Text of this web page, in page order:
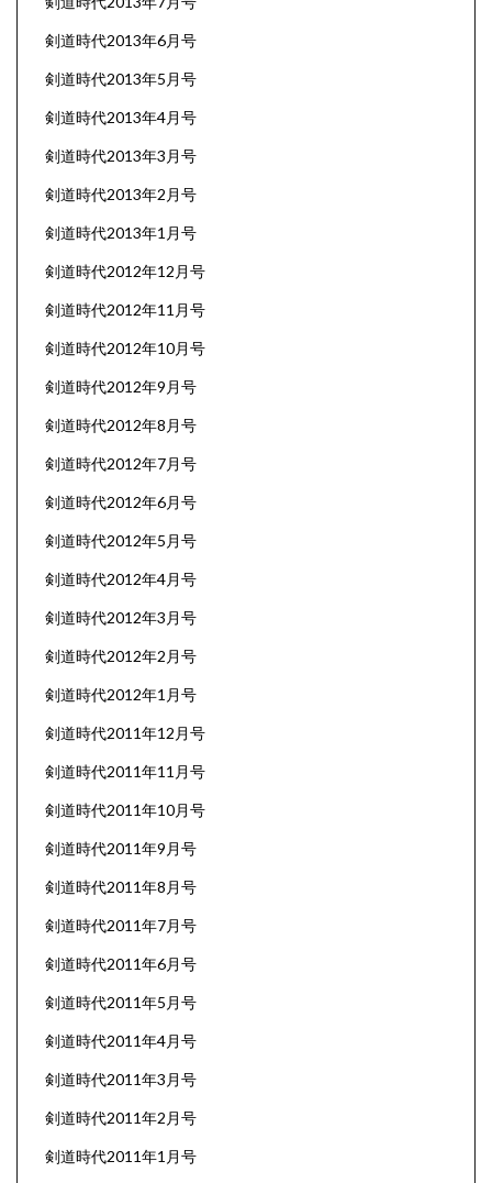
剣道時代2013年6月号
剣道時代2013年5月号
剣道時代2013年4月号
剣道時代2013年3月号
剣道時代2013年2月号
剣道時代2013年1月号
剣道時代2012年12月号
剣道時代2012年11月号
剣道時代2012年10月号
剣道時代2012年9月号
剣道時代2012年8月号
剣道時代2012年7月号
剣道時代2012年6月号
剣道時代2012年5月号
剣道時代2012年4月号
剣道時代2012年3月号
剣道時代2012年2月号
剣道時代2012年1月号
剣道時代2011年12月号
剣道時代2011年11月号
剣道時代2011年10月号
剣道時代2011年9月号
剣道時代2011年8月号
剣道時代2011年7月号
剣道時代2011年6月号
剣道時代2011年5月号
剣道時代2011年4月号
剣道時代2011年3月号
剣道時代2011年2月号
剣道時代2011年1月号